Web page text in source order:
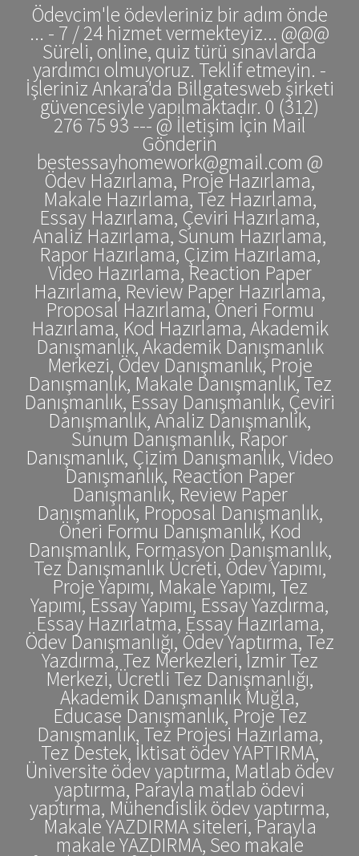
Ödevcim'le ödevleriniz bir adım önde
... - 7 / 24 hizmet vermekteyiz... @@@
Süreli, online, quiz türü sınavlarda
yardımcı olmuyoruz. Teklif etmeyin. -
İşleriniz Ankara'da Billgatesweb şirketi
güvencesiyle yapılmaktadır. 0 (312)
276 75 93 --- @ İletişim İçin Mail
Gönderin
bestessayhomework@gmail.com @
Ödev Hazırlama, Proje Hazırlama,
Makale Hazırlama, Tez Hazırlama,
Essay Hazırlama, Çeviri Hazırlama,
Analiz Hazırlama, Sunum Hazırlama,
Rapor Hazırlama, Çizim Hazırlama,
Video Hazırlama, Reaction Paper
Hazırlama, Review Paper Hazırlama,
Proposal Hazırlama, Öneri Formu
Hazırlama, Kod Hazırlama, Akademik
Danışmanlık, Akademik Danışmanlık
Merkezi, Ödev Danışmanlık, Proje
Danışmanlık, Makale Danışmanlık, Tez
Danışmanlık, Essay Danışmanlık, Çeviri
Danışmanlık, Analiz Danışmanlık,
Sunum Danışmanlık, Rapor
Danışmanlık, Çizim Danışmanlık, Video
Danışmanlık, Reaction Paper
Danışmanlık, Review Paper
Danışmanlık, Proposal Danışmanlık,
Öneri Formu Danışmanlık, Kod
Danışmanlık, Formasyon Danışmanlık,
Tez Danışmanlık Ücreti, Ödev Yapımı,
Proje Yapımı, Makale Yapımı, Tez
Yapımı, Essay Yapımı, Essay Yazdırma,
Essay Hazırlatma, Essay Hazırlama,
Ödev Danışmanlığı, Ödev Yaptırma, Tez
Yazdırma, Tez Merkezleri, İzmir Tez
Merkezi, Ücretli Tez Danışmanlığı,
Akademik Danışmanlık Muğla,
Educase Danışmanlık, Proje Tez
Danışmanlık, Tez Projesi Hazırlama,
Tez Destek, İktisat ödev YAPTIRMA,
Üniversite ödev yaptırma, Matlab ödev
yaptırma, Parayla matlab ödevi
yaptırma, Mühendislik ödev yaptırma,
Makale YAZDIRMA siteleri, Parayla
makale YAZDIRMA, Seo makale